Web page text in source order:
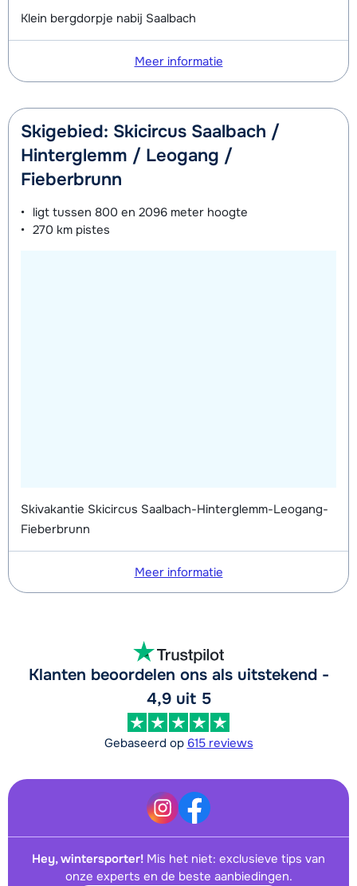
Klein bergdorpje nabij Saalbach
Meer informatie
Skigebied: Skicircus Saalbach /
Hinterglemm / Leogang /
Fieberbrunn
ligt tussen 800 en 2096 meter hoogte
270 km pistes
Skivakantie Skicircus Saalbach-Hinterglemm-Leogang-
Fieberbrunn
Meer informatie
Klanten beoordelen ons als uitstekend -
4,9 uit 5
Gebaseerd op 615 reviews
Hey, wintersporter! Mis het niet: exclusieve tips van
onze experts en de beste aanbiedingen.